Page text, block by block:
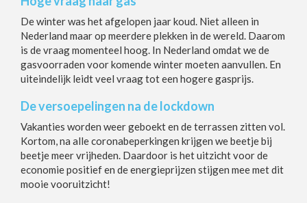
De winter was het afgelopen jaar koud. Niet alleen in
Nederland maar op meerdere plekken in de wereld. Daarom
is de vraag momenteel hoog. In Nederland omdat we de
gasvoorraden voor komende winter moeten aanvullen. En
uiteindelijk leidt veel vraag tot een hogere gasprijs.
De versoepelingen na de lockdown
Vakanties worden weer geboekt en de terrassen zitten vol.
Kortom, na alle coronabeperkingen krijgen we beetje bij
beetje meer vrijheden. Daardoor is het uitzicht voor de
economie positief en de energieprijzen stijgen mee met dit
mooie vooruitzicht!